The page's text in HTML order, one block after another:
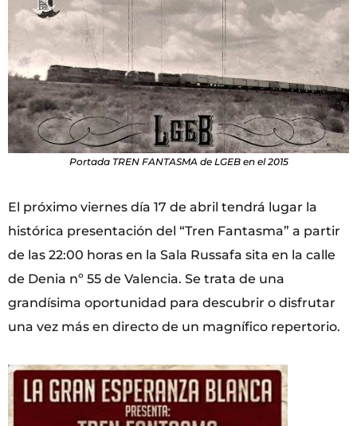
Portada TREN FANTASMA de LGEB en el 2015
El próximo viernes día 17 de abril tendrá lugar la
histórica presentación del “Tren Fantasma” a partir
de las 22:00 horas en la Sala Russafa sita en la calle
de Denia nº 55 de Valencia. Se trata de una
grandísima oportunidad para descubrir o disfrutar
una vez más en directo de un magnífico repertorio.